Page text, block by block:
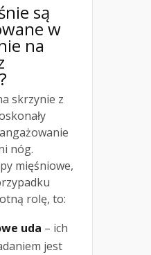
są
w
na
skrzynie z
nóg.
mięśniowe,
rolę, to:
uda – ich
jest